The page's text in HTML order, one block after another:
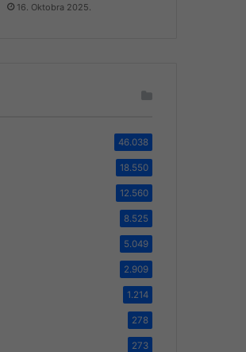
16. Oktobra 2025.
46.038
18.550
12.560
8.525
5.049
2.909
1.214
278
273